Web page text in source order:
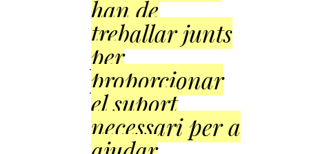
han de
treballar junts
per
proporcionar
el suport
necessari per a